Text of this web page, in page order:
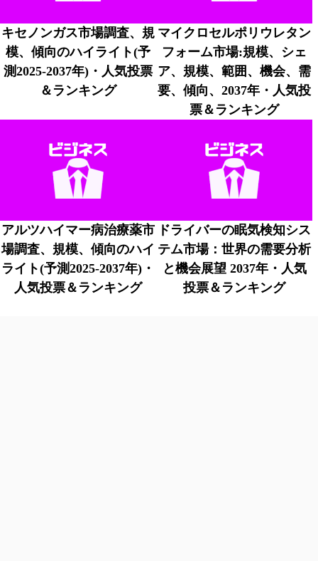
キセノンガス市場調査、規
模、傾向のハイライト(予
測2025-2037年)・人気投票
＆ランキング
マイクロセルポリウレタン
フォーム市場:規模、シェ
ア、規模、範囲、機会、需
要、傾向、2037年・人気投
票＆ランキング
アルツハイマー病治療薬市
場調査、規模、傾向のハイ
ライト(予測2025-2037年)・
人気投票＆ランキング
ドライバーの眠気検知シス
テム市場：世界の需要分析
と機会展望 2037年・人気
投票＆ランキング